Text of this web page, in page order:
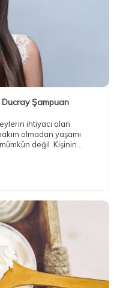
Ducray Şampuan
ihtiyacı olan
olmadan yaşamı
değil. Kişinin